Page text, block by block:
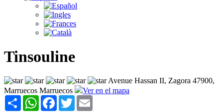
Tinsouline
Avenue Hassan II, Zagora 47900,
Marruecos Marruecos
Ver en el mapa
Share WhatsAppFacebook
Twitter